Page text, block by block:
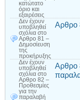
κατώτατο
όριο και
εξαιρέσεις
Δεν έχουν
υποβληθεί
σχόλια στο
Αρθρο 81 –
Δημοσίευση
της
προκήρυξης
Αρθρο
Δεν έχουν
υποβληθεί
σχόλια στο
Αρθρο 82 –
Προθεσμίες
για την
παραλαβή
Αρθρο